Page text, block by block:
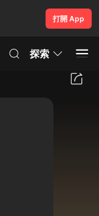
打開 App
探索